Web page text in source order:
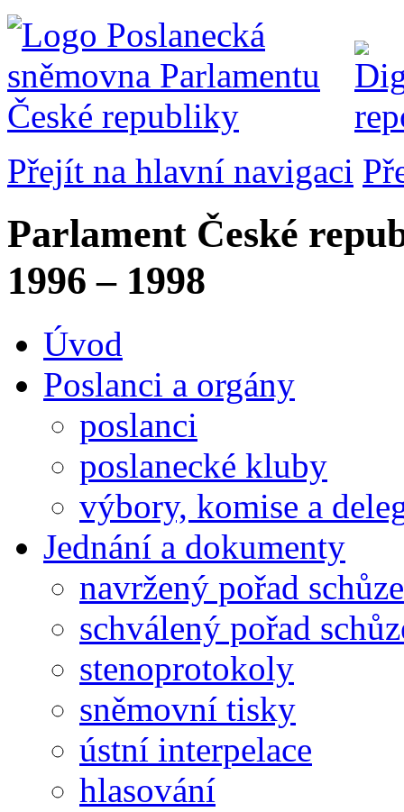
Přejít na hlavní navigaci
Parlament České
1996 – 1998
Úvod
Poslanci a orgány
poslanci
poslanecké kluby
výbory, komise a
Jednání a dokumenty
navržený pořad schůze
schválený pořad
stenoprotokoly
sněmovní tisky
ústní interpelace
hlasování